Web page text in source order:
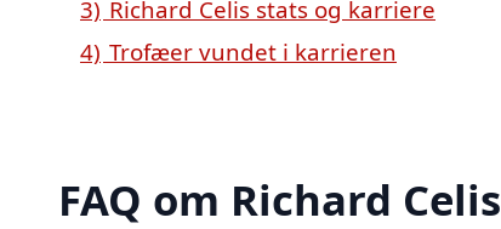
3) Richard Celis stats og karriere
4) Trofæer vundet i karrieren
FAQ om Richard Celis